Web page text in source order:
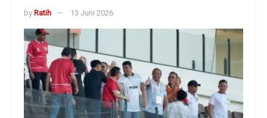
by Ratih 13 Juni 2026